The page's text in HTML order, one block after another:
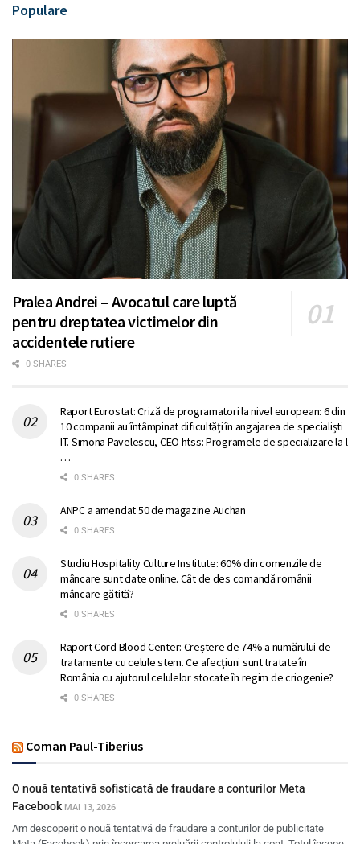
Populare
Pralea Andrei – Avocatul care luptă
pentru dreptatea victimelor din
accidentele rutiere
0 SHARES
Raport Eurostat: Criză de programatori la nivel european: 6 din
10 companii au întâmpinat dificultăți în angajarea de specialiști
IT. Simona Pavelescu, CEO htss: Programele de specializare la l
…
0 SHARES
ANPC a amendat 50 de magazine Auchan
0 SHARES
Studiu Hospitality Culture Institute: 60% din comenzile de
mâncare sunt date online. Cât de des comandă românii
mâncare gătită?
0 SHARES
Raport Cord Blood Center: Creștere de 74% a numărului de
tratamente cu celule stem. Ce afecțiuni sunt tratate în
România cu ajutorul celulelor stocate în regim de criogenie?
0 SHARES
Coman Paul-Tiberius
O nouă tentativă sofisticată de fraudare a conturilor Meta
Facebook MAI 13, 2026
Am descoperit o nouă tentativă de fraudare a conturilor de publicitate